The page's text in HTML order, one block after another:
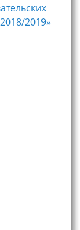
2019»